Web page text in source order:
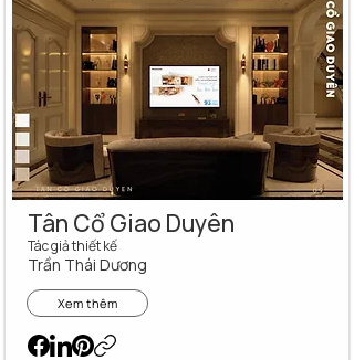
Tân Cổ Giao Duyên
Tác giả thiết kế
Trần Thái Dương
Xem thêm